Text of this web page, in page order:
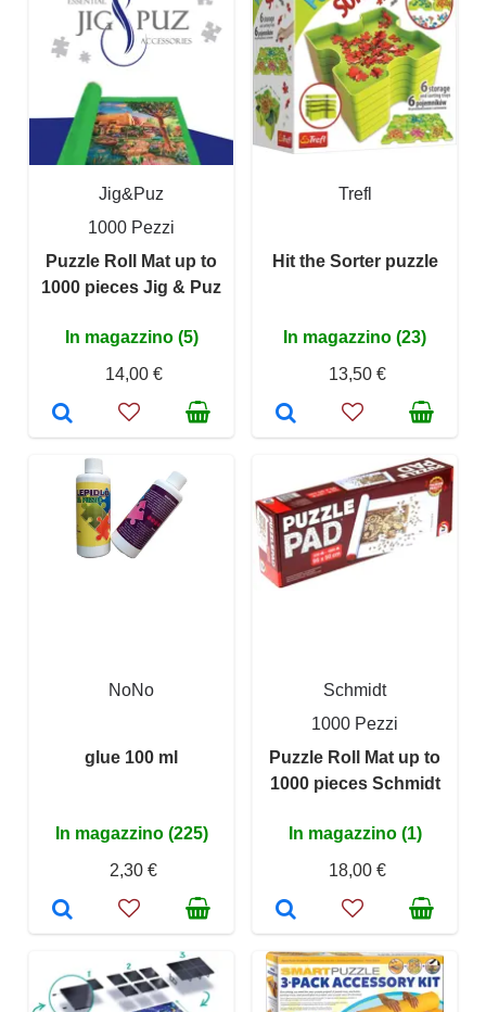
Jig&Puz
1000 Pezzi
Puzzle Roll Mat up to
1000 pieces Jig & Puz
In magazzino (5)
14,00 €
Trefl
Hit the Sorter puzzle
In magazzino (23)
13,50 €
NoNo
glue 100 ml
In magazzino (225)
2,30 €
Schmidt
1000 Pezzi
Puzzle Roll Mat up to
1000 pieces Schmidt
In magazzino (1)
18,00 €